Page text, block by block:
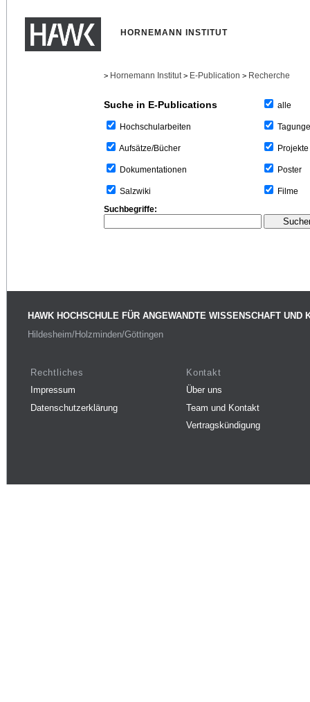
HORNEMANN INSTITUT
> Hornemann Institut > E-Publication > Recherche
Suche in E-Publications
Hochschularbeiten
Aufsätze/Bücher
Dokumentationen
Salzwiki
alle
Projekte
Poster
Filme
Suchbegriffe:
HAWK HOCHSCHULE FÜR ANGEWANDTE WISSENSCHAFT UND
Hildesheim/Holzminden/Göttingen
Rechtliches
Impressum
Datenschutzerklärung
Kontakt
Über uns
Team und Kontakt
Vertragskündigung